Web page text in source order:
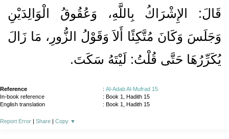
قَالَ‏:‏ الإِشْرَاكُ بِاللَّهِ، وَعُقُوقُ الْوَالِدَيْنِ
وَجَلَسَ وَكَانَ مُتَّكِئًا أَلاَ وَقَوْلُ الزُّورِ، مَا زَالَ
يُكَرِّرُهَا حَتَّى قُلْتُ‏:‏ لَيْتَهُ سَكَتَ‏.‏
Reference : Al-Adab Al-Mufrad 15
In-book reference
: Book 1, Hadith 15
English translation
: Book 1, Hadith 15
Report Error | Share | Copy ▼